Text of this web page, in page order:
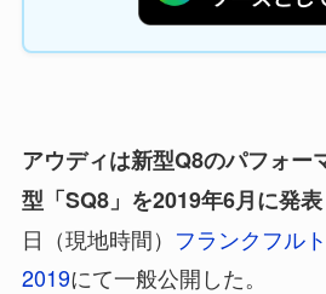
アウディは新型Q8のパフォー
型「SQ8」を2019年6月に発表
日（現地時間） フランクフル
2019にて一般公開した。